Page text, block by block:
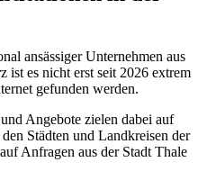
ansässiger Unternehmen aus
ist es nicht erst seit 2026 extrem
gefunden werden.
Angebote zielen dabei auf
Städten und Landkreisen der
Anfragen aus der Stadt Thale